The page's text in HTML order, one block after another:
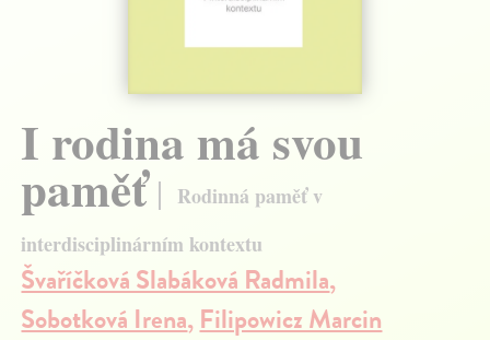
I rodina má svou
paměť
Rodinná paměť v
interdisciplinárním kontextu
Švaříčková Slabáková Radmila,
Sobotková Irena,Filipowicz Marcin